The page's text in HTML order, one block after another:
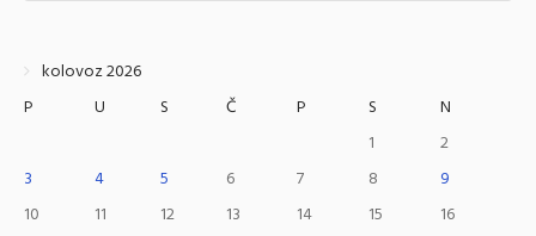
kolovoz 2026
P
U S Č P S
N
1
2
3
4 5 6 7 8
9
10
11 12 13 14 15
16